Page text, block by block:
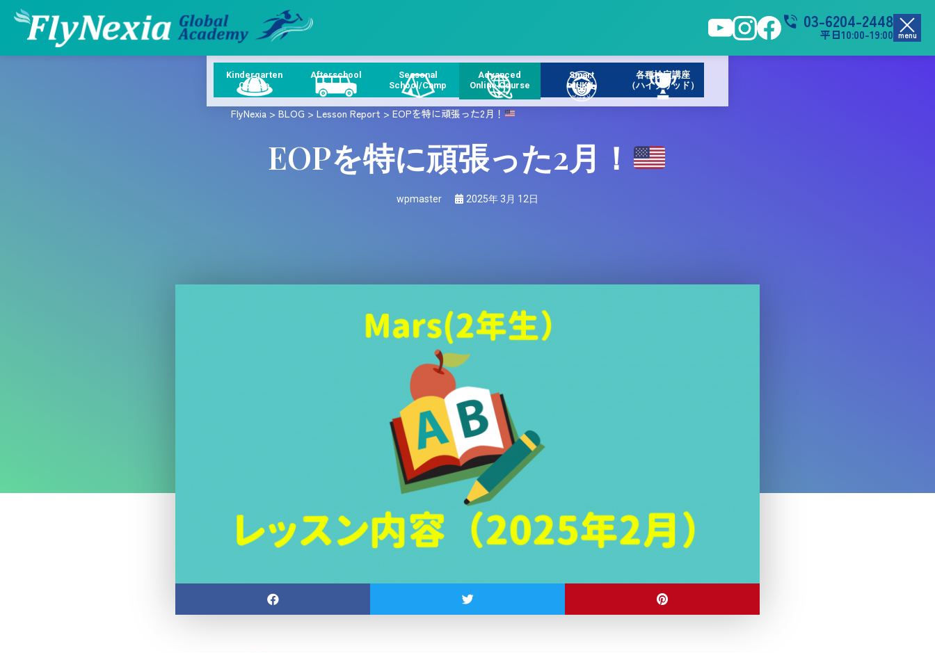
03-6204-2448
平日10:00-19:00 menu
Kindergarten
Course
Afterschool
Course
Seasonal
School/Camp
Advanced
Online Course
Smart
JUKU
各種検定講座
（ハイブリッド）
FlyNexia > BLOG > Lesson Report > EOPを特に頑張った2月！
EOPを特に頑張った2月！
wpmaster 2025年 3月 12日